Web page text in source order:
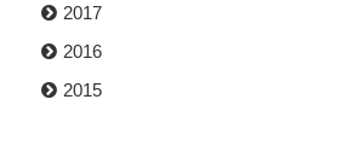
2017
2016
2015